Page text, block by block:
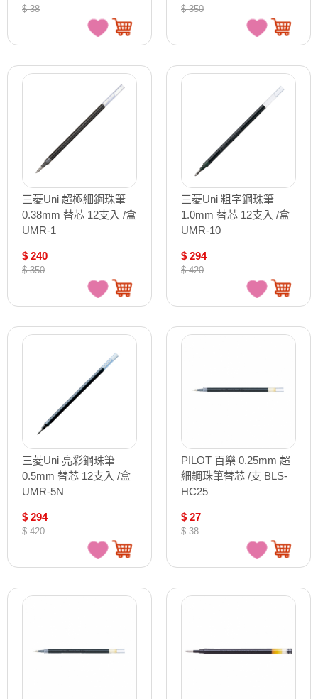
$ 38 $ 350
三菱Uni 超極細鋼珠筆
0.38mm 替芯 12支入 /盒
UMR-1
$ 240
$ 350
三菱Uni 粗字鋼珠筆
1.0mm 替芯 12支入 /盒
UMR-10
$ 294
$ 420
三菱Uni 亮彩鋼珠筆
0.5mm 替芯 12支入 /盒
UMR-5N
$ 294
$ 420
PILOT 百樂 0.25mm 超
細鋼珠筆替芯 /支 BLS-
HC25
$ 27
$ 38